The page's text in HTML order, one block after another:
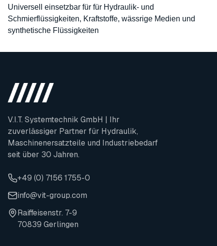
Universell einsetzbar für für Hydraulik- und
Schmierflüssigkeiten, Kraftstoffe, wässrige Medien und
synthetische Flüssigkeiten
V.I.T. Systemtechnik GmbH | Ihr
zuverlässiger Partner für Hydraulik,
Maschinenersatzteile und Industriebedarf
seit über 30 Jahren.
+49 (0) 7156 1755-0
info@vit-group.com
Raiffeisenstr. 7-9
70839 Gerlingen